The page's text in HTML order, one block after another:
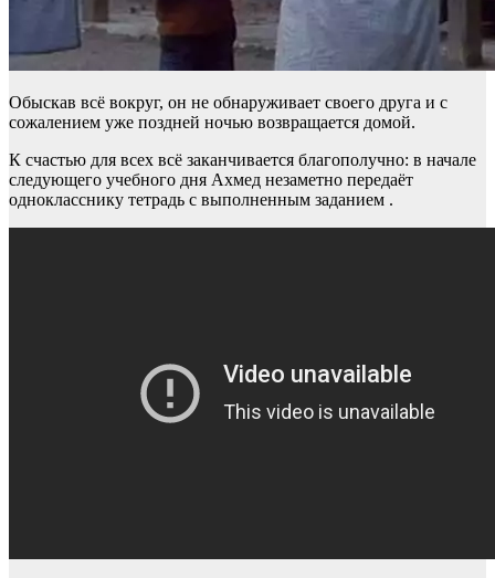
Обыскав всё вокруг, он не обнаруживает своего друга и с
сожалением уже поздней ночью возвращается домой.
К счастью для всех всё заканчивается благополучно: в начале
следующего учебного дня Ахмед незаметно передаёт
однокласснику тетрадь с выполненным заданием .